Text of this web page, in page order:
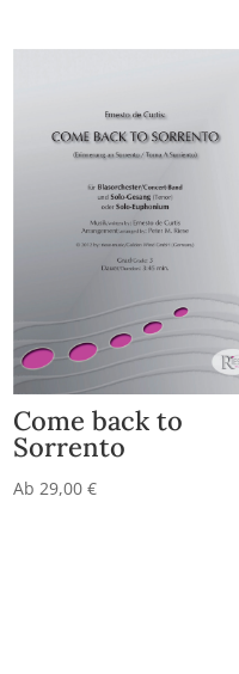
Come back to
Sorrento
Ab 29,00€